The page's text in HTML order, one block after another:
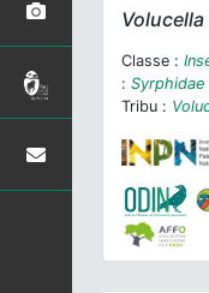
Classe :
: Syrphidae
Tribu :